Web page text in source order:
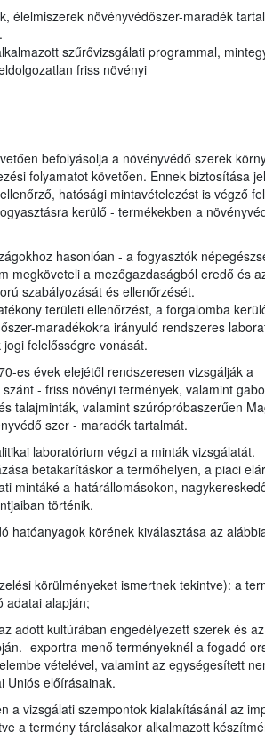
élelmiszerek növényvédőszer-maradék
szűrővizsgálati programmal,
friss növényi
befolyásolja a növényvédő szerek
folyamatot követően. Ennek biztosítása
hatósági mintavételezést is végző
kerülő - termékekben a
hasonlóan - a fogyasztók
megköveteli a mezőgazdaságból eredő és
szabályozását és ellenőrzését.
területi ellenőrzést, a forgalomba
maradékokra irányuló rendszeres
felelősségre vonását.
es évek elejétől rendszeresen vizsgálják a
- friss növényi termények, valamint
talajminták, valamint szúrópróbaszerűen
szer - maradék tartalmát.
laboratórium végzi a minták vizsgálatát.
betakarításkor a termőhelyen, a piaci
mintáké a határállomásokon,
történik.
hatóanyagok körének kiválasztása az
körülményeket ismertnek tekintve): a
adatai alapján;
adott kultúrában engedélyezett szerek és
exportra menő terményeknél a fogadó
vételével, valamint az egységesített
Uniós előírásainak.
a vizsgálati szempontok kialakításánál az
a termény tárolásakor alkalmazott